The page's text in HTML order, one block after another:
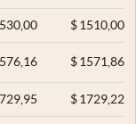
$1510,00
$1571,86
$1729,22